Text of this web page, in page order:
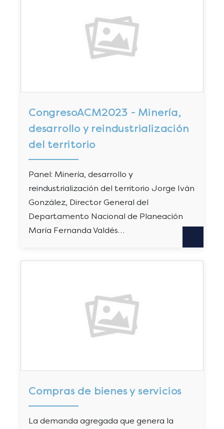
CongresoACM2023 - Minería,
desarrollo y reindustrialización
del territorio
Panel: Minería, desarrollo y
reindustrialización del territorio Jorge Iván
González, Director General del
Departamento Nacional de Planeación
María Fernanda Valdés…
Compras de bienes y servicios
La demanda agregada que genera la